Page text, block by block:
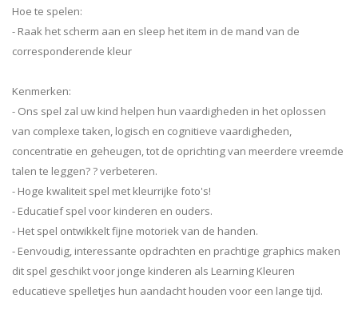
Hoe te spelen:
- Raak het scherm aan en sleep het item in de mand van de
corresponderende kleur
Kenmerken:
- Ons spel zal uw kind helpen hun vaardigheden in het oplossen
van complexe taken, logisch en cognitieve vaardigheden,
concentratie en geheugen, tot de oprichting van meerdere vreemde
talen te leggen? ? verbeteren.
- Hoge kwaliteit spel met kleurrijke foto's!
- Educatief spel voor kinderen en ouders.
- Het spel ontwikkelt fijne motoriek van de handen.
- Eenvoudig, interessante opdrachten en prachtige graphics maken
dit spel geschikt voor jonge kinderen als Learning Kleuren
educatieve spelletjes hun aandacht houden voor een lange tijd.